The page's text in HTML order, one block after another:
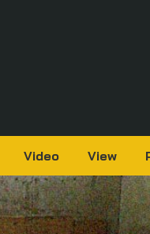
Video View